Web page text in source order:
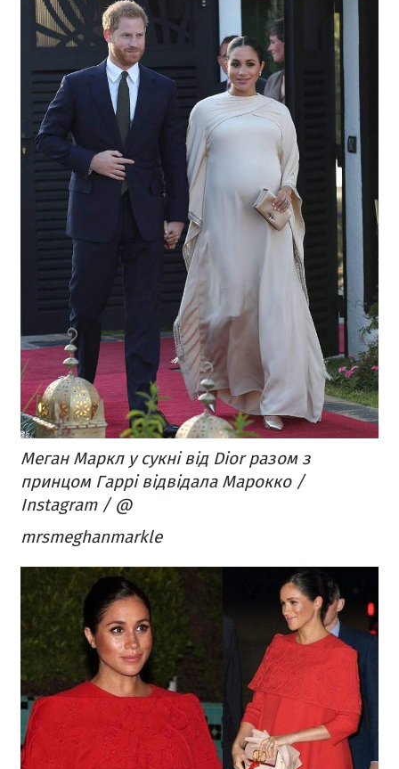
Меган Маркл у сукні від Dior разом з
принцом Гаррі відвідала Марокко /
Instagram / @
mrsmeghanmarkle